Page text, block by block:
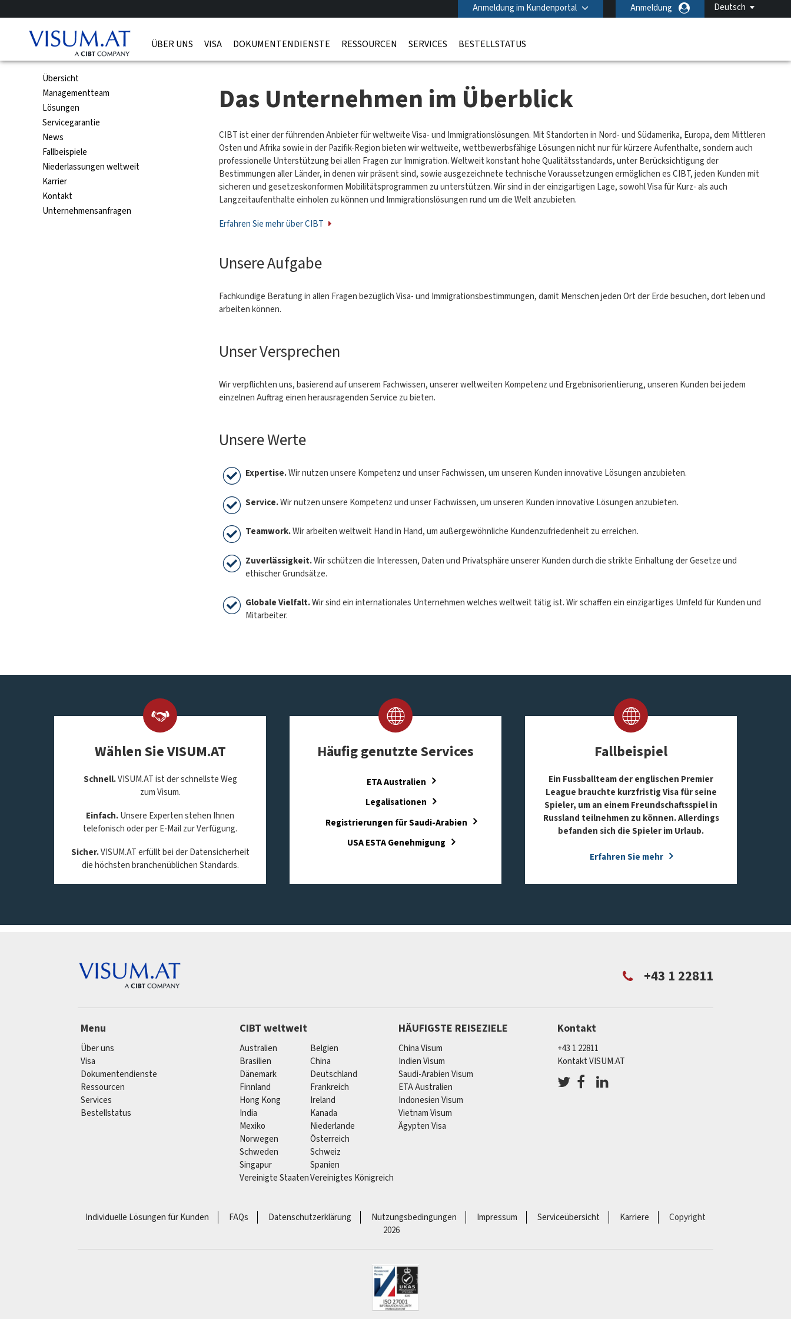
Deutsch
Anmeldung im Kundenportal Anmeldung
ÜBER UNS VISA DOKUMENTENDIENSTE RESSOURCEN SERVICES BESTELLSTATUS
Übersicht
Managementteam
Lösungen
Servicegarantie
News
Fallbeispiele
Niederlassungen weltweit
Karrier
Kontakt
Unternehmensanfragen
Das Unternehmen im Überblick
CIBT ist einer der führenden Anbieter für weltweite Visa- und Immigrationslösungen. Mit Standorten in Nord- und Südamerika, Europa, dem Mittleren
Osten und Afrika sowie in der Pazifik-Region bieten wir weltweite, wettbewerbsfähige Lösungen nicht nur für kürzere Aufenthalte, sondern auch
professionelle Unterstützung bei allen Fragen zur Immigration. Weltweit konstant hohe Qualitätsstandards, unter Berücksichtigung der
Bestimmungen aller Länder, in denen wir präsent sind, sowie ausgezeichnete technische Voraussetzungen ermöglichen es CIBT, jeden Kunden mit
sicheren und gesetzeskonformen Mobilitätsprogrammen zu unterstützen. Wir sind in der einzigartigen Lage, sowohl Visa für Kurz- als auch
Langzeitaufenthalte einholen zu können und Immigrationslösungen rund um die Welt anzubieten.
Erfahren Sie mehr über CIBT
Unsere Aufgabe
Fachkundige Beratung in allen Fragen bezüglich Visa- und Immigrationsbestimmungen, damit Menschen jeden Ort der Erde besuchen, dort leben und
arbeiten können.
Unser Versprechen
Wir verpflichten uns, basierend auf unserem Fachwissen, unserer weltweiten Kompetenz und Ergebnisorientierung, unseren Kunden bei jedem
einzelnen Auftrag einen herausragenden Service zu bieten.
Unsere Werte
Expertise.Wir nutzen unsere Kompetenz und unser Fachwissen, um unseren Kunden innovative Lösungen anzubieten.
Service.Wir nutzen unsere Kompetenz und unser Fachwissen, um unseren Kunden innovative Lösungen anzubieten.
Teamwork.Wir arbeiten weltweit Hand in Hand, um außergewöhnliche Kundenzufriedenheit zu erreichen.
Zuverlässigkeit.Wir schützen die Interessen, Daten und Privatsphäre unserer Kunden durch die strikte Einhaltung der Gesetze und
ethischer Grundsätze.
Globale Vielfalt.Wir sind ein internationales Unternehmen welches weltweit tätig ist. Wir schaffen ein einzigartiges Umfeld für Kunden und
Mitarbeiter.
Wählen Sie VISUM.AT
Schnell.VISUM.AT ist der schnellste Weg
zum Visum.
Einfach.Unsere Experten stehen Ihnen
telefonisch oder per E-Mail zur Verfügung.
Sicher.VISUM.AT erfüllt bei der Datensicherheit
die höchsten branchenüblichen Standards.
Häufig genutzte Services
ETA Australien
Legalisationen
Registrierungen für Saudi-Arabien
USA ESTA Genehmigung
Fallbeispiel
Ein Fussballteam der englischen Premier
League brauchte kurzfristig Visa für seine
Spieler, um an einem Freundschaftsspiel in
Russland teilnehmen zu können. Allerdings
befanden sich die Spieler im Urlaub.
Erfahren Sie mehr
+43 1 22811
Menu
Über uns
Visa
Dokumentendienste
Ressourcen
Services
Bestellstatus
CIBT weltweit
Australien
Belgien
Brasilien
China
Dänemark
Deutschland
Finnland
Frankreich
Hong Kong
Ireland
India
Kanada
Mexiko
Niederlande
Norwegen
Österreich
Schweden
Schweiz
Singapur
Spanien
Vereinigte StaatenVereinigtes Königreich
HÄUFIGSTE REISEZIELE
China Visum
Indien Visum
Saudi-Arabien Visum
ETA Australien
Indonesien Visum
Vietnam Visum
Ägypten Visa
Kontakt
+43 1 22811
Kontakt VISUM.AT
Individuelle Lösungen für Kunden FAQs Datenschutzerklärung Nutzungsbedingungen Impressum Serviceübersicht Karriere
Copyright
2026